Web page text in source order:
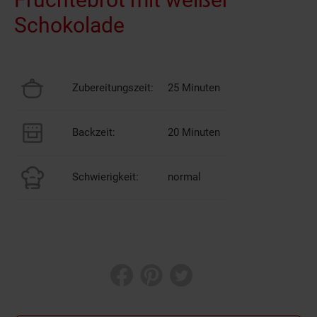
Schokolade
Zubereitungszeit: 25 Minuten
Backzeit: 20 Minuten
Schwierigkeit: normal